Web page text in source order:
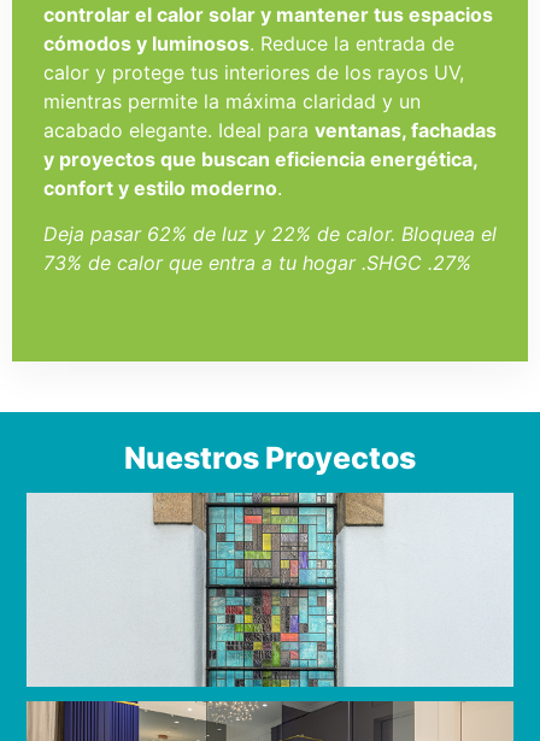
controlar el calor solar y mantener tus espacios
cómodos y luminosos. Reduce la entrada de
calor y protege tus interiores de los rayos UV,
mientras permite la máxima claridad y un
acabado elegante. Ideal para ventanas, fachadas
y proyectos que buscan eficiencia energética,
confort y estilo moderno.
Deja pasar 62% de luz y 22% de calor. Bloquea el
73% de calor que entra a tu hogar .SHGC .27%
Nuestros Proyectos